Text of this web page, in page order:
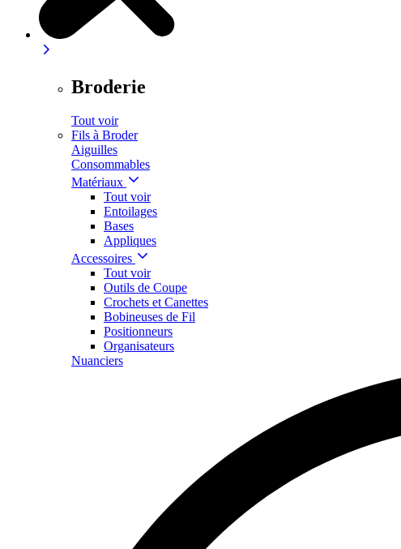
Broderie
Tout voir
Fils à Broder
Aiguilles
Consommables
Matériaux
Tout voir
Entoilages
Bases
Appliques
Accessoires
Tout voir
Outils de Coupe
Crochets et Canettes
Bobineuses de Fil
Positionneurs
Organisateurs
Nuanciers